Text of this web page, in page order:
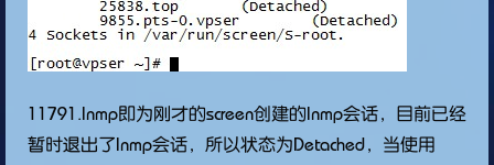
11791.lnmp即为刚才的screen创建的lnmp会话，目前已经
暂时退出了lnmp会话，所以状态为Detached，当使用